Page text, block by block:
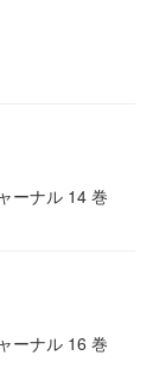
ーナル 14 巻
ーナル 16 巻